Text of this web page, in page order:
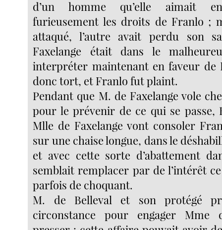
d’un homme qu’elle aimait
furieusement les droits de Franlo ;
attaqué, l’autre avait perdu son
Faxelange était dans le
interpréter maintenant en faveur de
donc tort, et Franlo fut plaint.
Pendant que M. de Faxelange vole
pour le prévenir de ce qui se passe,
Mlle de Faxelange vont consoler
sur une chaise longue, dans le
et avec cette sorte d’abattement
semblait remplacer par de l’intérêt
parfois de choquant.
M. de Belleval et son protégé
circonstance pour engager Mme